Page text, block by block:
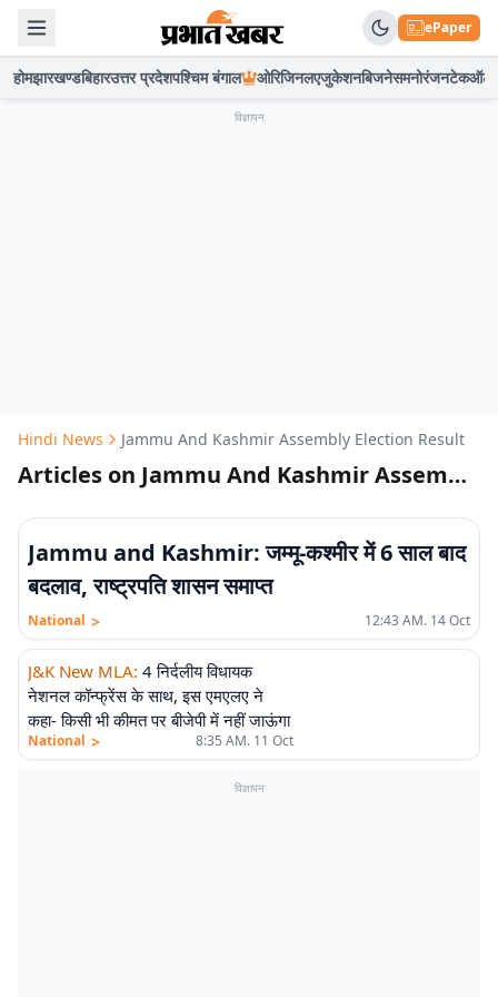
ePaper
होमझारखण्डबिहारउत्तर प्रदेशपश्चिम बंगाल ओरिजिनलएजुकेशनबिजनेसमनोरंजनटेकऑटो
विज्ञापन
Hindi News Jammu And Kashmir Assembly Election Result
Articles on Jammu And Kashmir Assembly Election Result
Jammu and Kashmir: जम्मू-कश्मीर में 6 साल बाद
बदलाव, राष्ट्रपति शासन समाप्त
National > 12:43 AM. 14 Oct
J&K New MLA: 4 निर्दलीय विधायक
नेशनल कॉन्फ्रेंस के साथ, इस एमएलए ने
कहा- किसी भी कीमत पर बीजेपी में नहीं जाऊंगा
National > 8:35 AM. 11 Oct
विज्ञापन